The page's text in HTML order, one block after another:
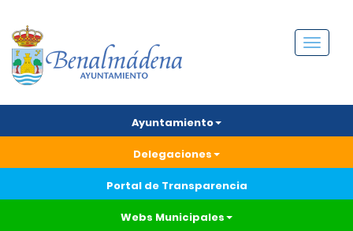
Menú
Ayuntamiento
Delegaciones
Portal de Transparencia
Webs Municipales